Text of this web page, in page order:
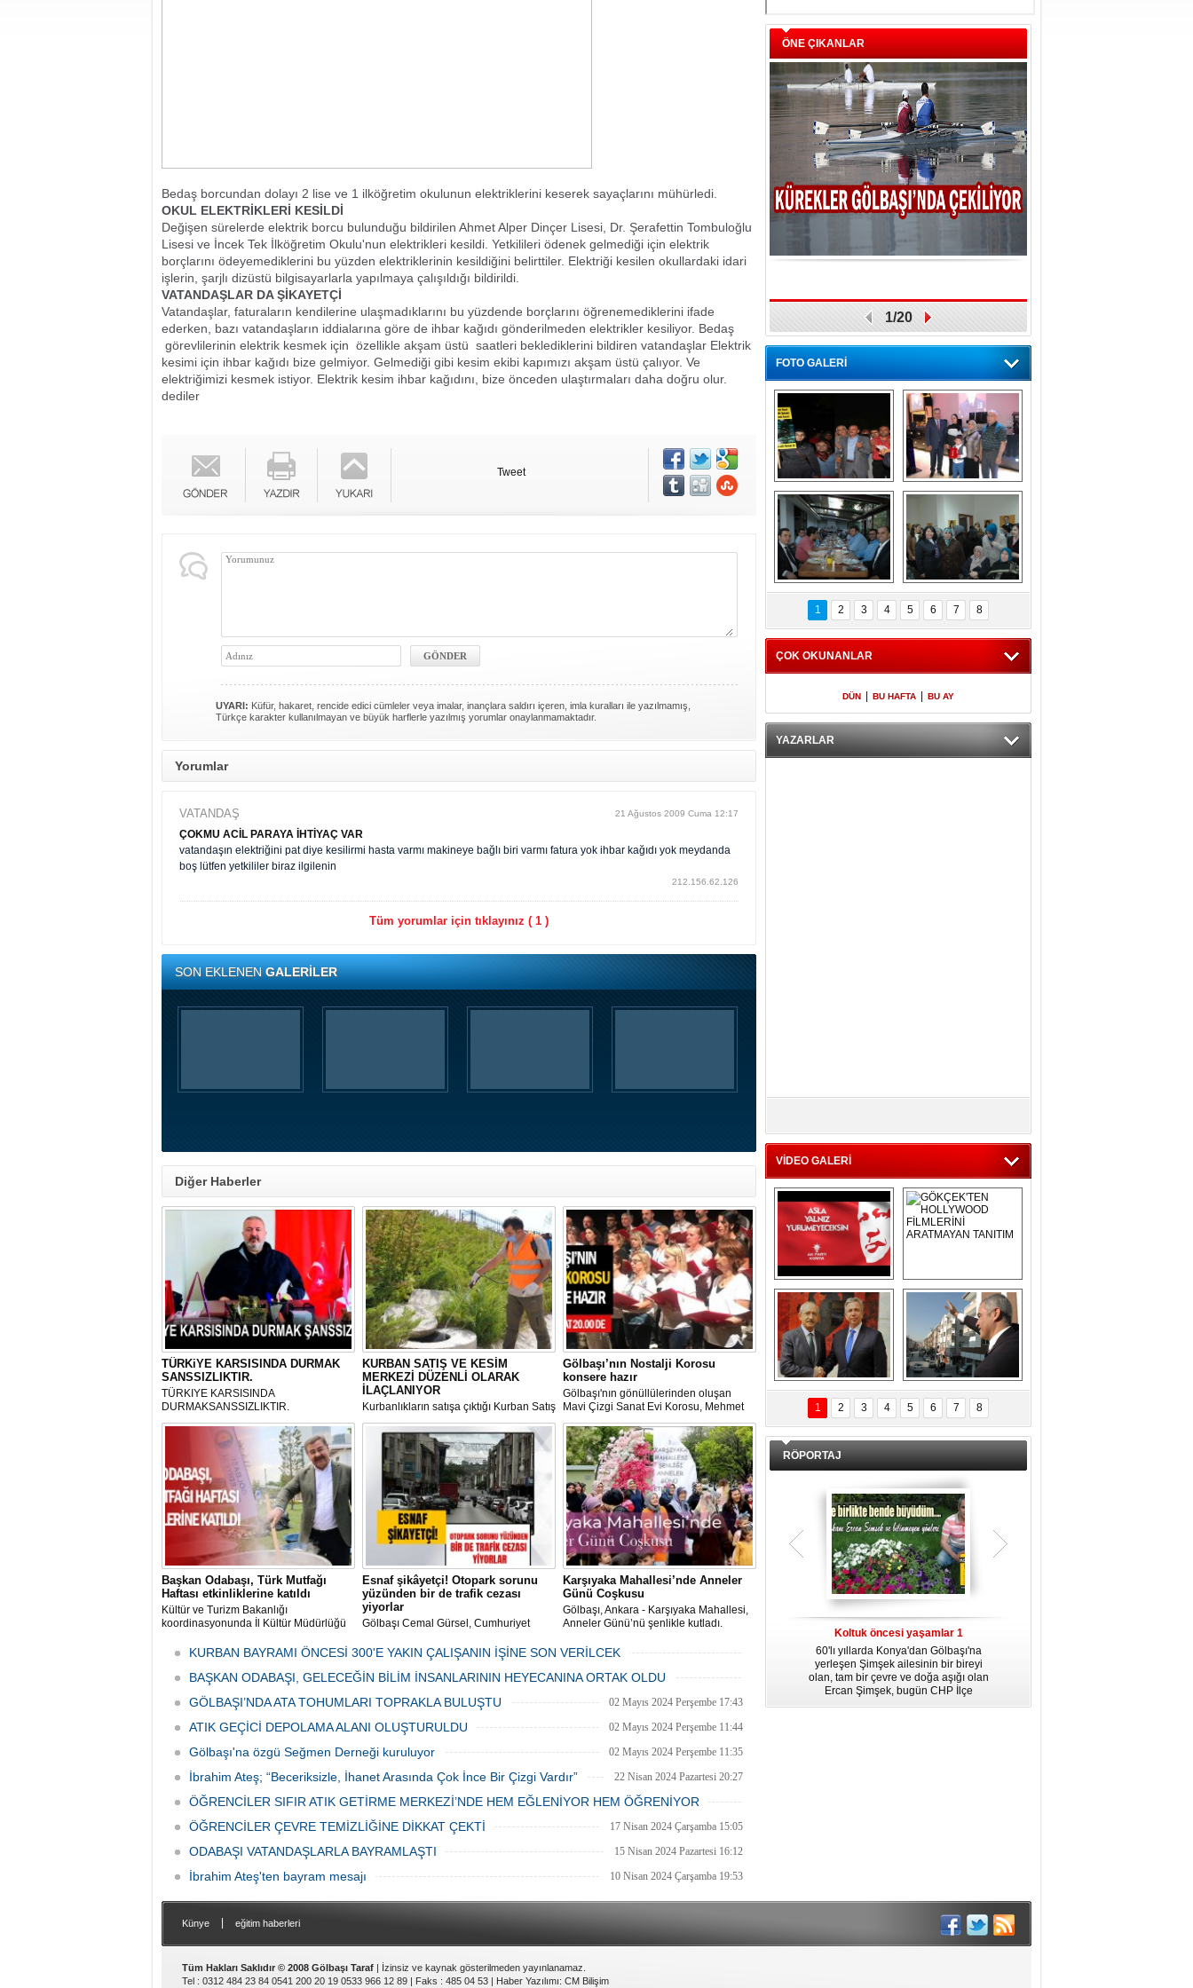
Bedaş borcundan dolayı 2 lise ve 1 ilköğretim okulunun elektriklerini keserek sayaçlarını mühürledi.
OKUL ELEKTRİKLERİ KESİLDİ
Değişen sürelerde elektrik borcu bulunduğu bildirilen Ahmet Alper Dinçer Lisesi, Dr. Şerafettin Tombuloğlu
Lisesi ve İncek Tek İlköğretim Okulu'nun elektrikleri kesildi. Yetkilileri ödenek gelmediği için elektrik
borçlarını ödeyemediklerini bu yüzden elektriklerinin kesildiğini belirttiler. Elektriği kesilen okullardaki idari
işlerin, şarjlı dizüstü bilgisayarlarla yapılmaya çalışıldığı bildirildi.
VATANDAŞLAR DA ŞİKAYETÇİ
Vatandaşlar, faturaların kendilerine ulaşmadıklarını bu yüzdende borçlarını öğrenemediklerini ifade
ederken, bazı vatandaşların iddialarına göre de ihbar kağıdı gönderilmeden elektrikler kesiliyor. Bedaş
görevlilerinin elektrik kesmek için özellikle akşam üstü saatleri beklediklerini bildiren vatandaşlar Elektrik
kesimi için ihbar kağıdı bize gelmiyor. Gelmediği gibi kesim ekibi kapımızı akşam üstü çalıyor. Ve
elektriğimizi kesmek istiyor. Elektrik kesim ihbar kağıdını, bize önceden ulaştırmaları daha doğru olur.
dediler
Tweet
UYARI: Küfür, hakaret, rencide edici cümleler veya imalar, inançlara saldırı içeren, imla kuralları ile yazılmamış,
Türkçe karakter kullanılmayan ve büyük harflerle yazılmış yorumlar onaylanmamaktadır.
Yorumlar
VATANDAŞ 21 Ağustos 2009 Cuma 12:17
ÇOKMU ACİL PARAYA İHTİYAÇ VAR
vatandaşın elektriğini pat diye kesilirmi hasta varmı makineye bağlı biri varmı fatura yok ihbar kağıdı yok meydanda
boş lütfen yetkililer biraz ilgilenin
212.156.62.126
Tüm yorumlar için tıklayınız ( 1 )
SON EKLENENGALERİLER
Diğer Haberler
TÜRKiYE KARSISINDA DURMAK
SANSSIZLIKTIR.
TÜRKIYE KARSISINDA
DURMAKSANSSIZLIKTIR.
KURBAN SATIŞ VE KESİM
MERKEZİ DÜZENLİ OLARAK
İLAÇLANIYOR
Kurbanlıkların satışa çıktığı Kurban Satış
ve Kesim Merkezi, haşere ve
mikropların önüne geçilmesi amacıyla
her gün Gölbaşı Belediyesi ekipleri
tarafından düzenli olarak ilaçlanıyor.
Gölbaşı’nın Nostalji Korosu
konsere hazır
Gölbaşı'nın gönüllülerinden oluşan
Mavi Çizgi Sanat Evi Korosu, Mehmet
Akif Ersoy Kültür Merkezi’nde vereceği
konsere hızır.
Başkan Odabaşı, Türk Mutfağı
Haftası etkinliklerine katıldı
Kültür ve Turizm Bakanlığı
koordinasyonunda İl Kültür Müdürlüğü
Haftası" etkinlikleri Ankara'da devam
Esnaf şikâyetçi! Otopark sorunu
yüzünden bir de trafik cezası
yiyorlar
Gölbaşı Cemal Gürsel, Cumhuriyet
bulunan esnaf ve alışverişe gelen
vatandaşlar park cezaları yüzünden
canından bezdi.
Karşıyaka Mahallesi’nde Anneler
Günü Coşkusu
Gölbaşı, Ankara - Karşıyaka Mahallesi,
Anneler Günü’nü şenlikle kutladı.
öncülüğünde düzenlenen 1. Karşıyaka
KURBAN BAYRAMI ÖNCESİ 300'E YAKIN ÇALIŞANIN İŞİNE SON VERİLCEK
06 Mayıs 2024 Pazartesi 15:47
BAŞKAN ODABAŞI, GELECEĞİN BİLİM İNSANLARININ HEYECANINA ORTAK OLDU
06 Mayıs 2024 Pazartesi 15:31
GÖLBAŞI’NDA ATA TOHUMLARI TOPRAKLA BULUŞTU 02 Mayıs 2024 Perşembe 17:43
ATIK GEÇİCİ DEPOLAMA ALANI OLUŞTURULDU 02 Mayıs 2024 Perşembe 11:44
Gölbaşı'na özgü Seğmen Derneği kuruluyor 02 Mayıs 2024 Perşembe 11:35
İbrahim Ateş; “Beceriksizle, İhanet Arasında Çok İnce Bir Çizgi Vardır” 22 Nisan 2024 Pazartesi 20:27
ÖĞRENCİLER SIFIR ATIK GETİRME MERKEZİ’NDE HEM EĞLENİYOR HEM ÖĞRENİYOR
20 Nisan 2024 Cumartesi 15:26
ÖĞRENCİLER ÇEVRE TEMİZLİĞİNE DİKKAT ÇEKTİ 17 Nisan 2024 Çarşamba 15:05
ODABAŞI VATANDAŞLARLA BAYRAMLAŞTI 15 Nisan 2024 Pazartesi 16:12
İbrahim Ateş'ten bayram mesajı 10 Nisan 2024 Çarşamba 19:53
ÖNE ÇIKANLAR
1/20
FOTO GALERİ
Gölbaşı GAZZE
İÇİN YÜRÜDÜ
Kaymakamlıktan
iftar yemeği
Kaymakamlıktan
iftar yemeği
NERGÜL
YILDIRIM SEÇİM
BÜROSUNU AÇTI
1 2 3 4 5 6 7 8
ÇOK OKUNANLAR
DÜN BU HAFTA BU AY
YAZARLAR
VİDEO GALERİ
Asla Yalnız
Yürümeyeceksin
Uzun Adam
GÖKÇEK'TEN
HOLLYWOOD
FİLMLERİNİ
ARATMAYAN
TANITIM
DAL İÇERİ ZÜBÜK!
ERCAN ŞİMŞEK
GÖLBAŞI'NDA
KASIRGA ETKİSİ
YARATTI !
1 2 3 4 5 6 7 8
RÖPORTAJ
Koltuk öncesi yaşamlar 1
60'lı yıllarda Konya'dan Gölbaşı'na
yerleşen Şimşek ailesinin bir bireyi
olan, tam bir çevre ve doğa aşığı olan
Ercan Şimşek, bugün CHP İlçe
Başkanlığı yaptığı Gölbaşı'nda yaşam
Teşrik tekbiri nedir? Ne anlama gelir?
Künye eğitim haberleri
Tüm Hakları Saklıdır © 2008 Gölbaşı Taraf | İzinsiz ve kaynak gösterilmeden yayınlanamaz.
Tel : 0312 484 23 84 0541 200 20 19 0533 966 12 89 | Faks : 485 04 53 | Haber Yazılımı: CM Bilişim